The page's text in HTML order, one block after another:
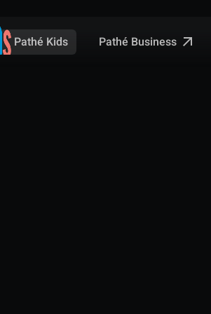
Pathé Kids Pathé Business